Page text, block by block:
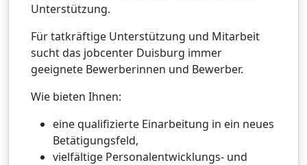
Unterstützung.
Für tatkräftige Unterstützung und Mitarbeit
sucht das jobcenter Duisburg immer
geeignete Bewerberinnen und Bewerber.
Wie bieten Ihnen:
eine qualifizierte Einarbeitung in ein neues
Betätigungsfeld,
vielfältige Personalentwicklungs- und